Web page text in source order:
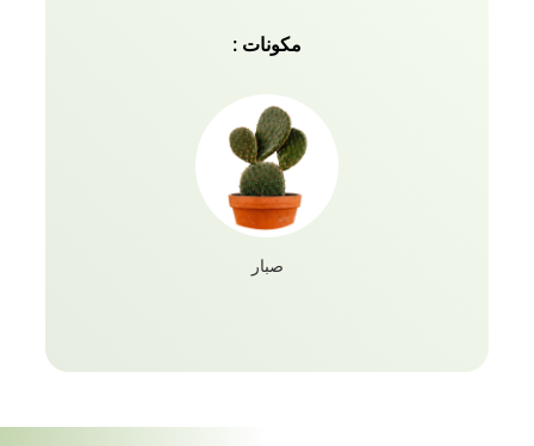
والحماية مع أوليفا والحناء متاح الآن لتستمتع به. نصيحة
واضحة
مكونات :
صبار